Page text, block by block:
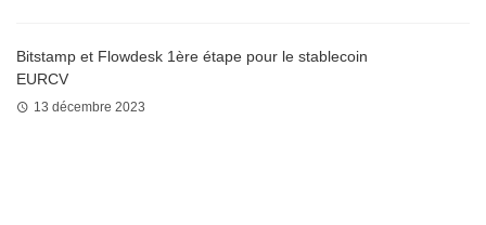
Bitstamp et Flowdesk 1ère étape pour le stablecoin
EURCV
13 décembre 2023